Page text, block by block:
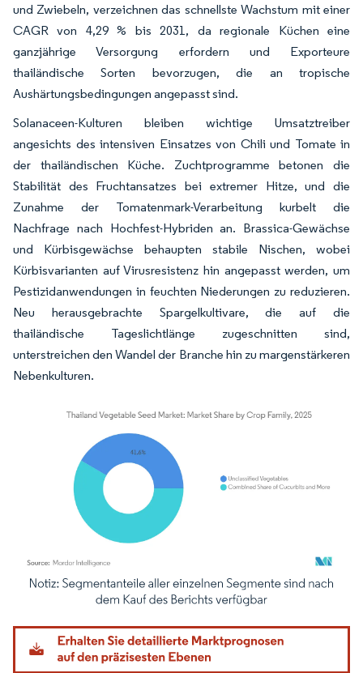
und Zwiebeln, verzeichnen das schnellste Wachstum mit einer
CAGR von 4,29 % bis 2031, da regionale Küchen eine
ganzjährige Versorgung erfordern und Exporteure
thailändische Sorten bevorzugen, die an tropische
Aushärtungsbedingungen angepasst sind.
Solanaceen-Kulturen bleiben wichtige Umsatztreiber
angesichts des intensiven Einsatzes von Chili und Tomate in
der thailändischen Küche. Zuchtprogramme betonen die
Stabilität des Fruchtansatzes bei extremer Hitze, und die
Zunahme der Tomatenmark-Verarbeitung kurbelt die
Nachfrage nach Hochfest-Hybriden an. Brassica-Gewächse
und Kürbisgewächse behaupten stabile Nischen, wobei
Kürbisvarianten auf Virusresistenz hin angepasst werden, um
Pestizidanwendungen in feuchten Niederungen zu reduzieren.
Neu herausgebrachte Spargelkultivare, die auf die
thailändische Tageslichtlänge zugeschnitten sind,
unterstreichen den Wandel der Branche hin zu margenstärkeren
Nebenkulturen.
Bild © Mordor Intelligence. Wiederverwendung erfordert Namensnennung